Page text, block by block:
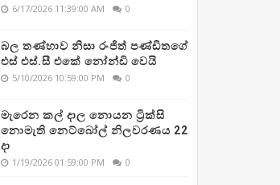
6/17/2026 11:39:00 AM 0
බල තණ්හාව නිසා රංජිත් පණ්ඩිතගේ
එස් එස්.සී එකේ නෝන්ඩි වෙයි
5/10/2026 10:59:00 PM 0
මැරෙන කල් දාල නොයන ට්‍රික්සි
නොමැති නෙට්බෝල් නිලවරණය 22
දා
1/19/2026 01:59:00 PM 0